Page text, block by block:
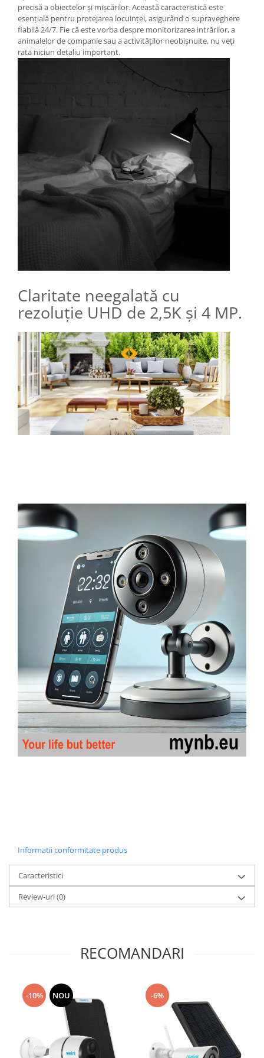
precisă a obiectelor și mișcărilor. Această caracteristică este
esențială pentru protejarea locuinței, asigurând o supraveghere
fiabilă 24/7. Fie că este vorba despre monitorizarea intrărilor, a
animalelor de companie sau a activităților neobișnuite, nu veți
rata niciun detaliu important.
Claritate neegalată cu
rezoluție UHD de 2,5K și 4 MP.
Informatii conformitate produs
Caracteristici
Review-uri(0)
RECOMANDARI
-10% NOU -6%